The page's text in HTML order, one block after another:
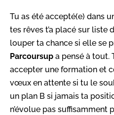
Tu as été accepté(e) dans
tes rêves t’a placé sur liste
louper ta chance si elle se
Parcoursup a pensé à tout.
accepter une formation et
vœux en attente si tu le
un plan B si jamais ta
n’évolue pas suffisamment